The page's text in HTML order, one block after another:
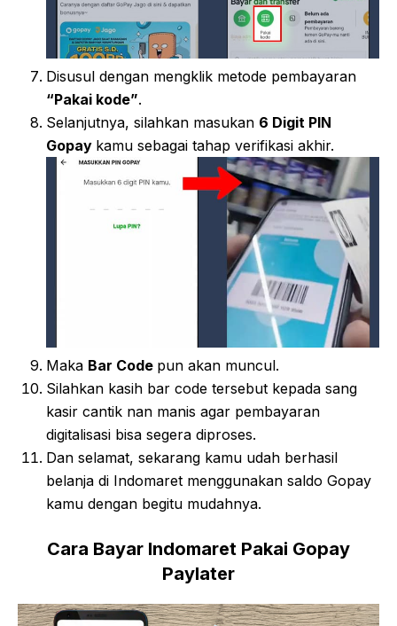
Disusul dengan mengklik metode pembayaran
“Pakai kode”.
Selanjutnya, silahkan masukan 6 Digit PIN
Gopay kamu sebagai tahap verifikasi akhir.
Maka Bar Code pun akan muncul.
Silahkan kasih bar code tersebut kepada sang
kasir cantik nan manis agar pembayaran
digitalisasi bisa segera diproses.
Dan selamat, sekarang kamu udah berhasil
belanja di Indomaret menggunakan saldo Gopay
kamu dengan begitu mudahnya.
Cara Bayar Indomaret Pakai Gopay
Paylater